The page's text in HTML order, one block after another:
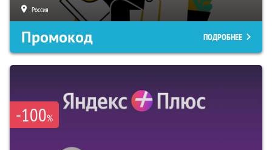
Россия
Промокод ПОДРОБНЕЕ
-100%